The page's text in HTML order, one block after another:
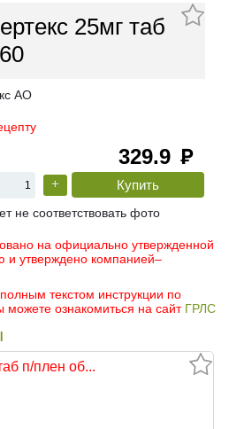
25мг таб
АО
329.9 руб
+
не соответствовать фото
на официально утвержденной
и утверждено компанией–
текстом инструкции по
ознакомиться на сайт ГРЛС
п/плен об...